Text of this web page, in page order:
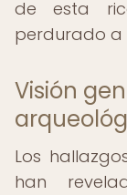
de esta
perdurado a
Visión
Los
han